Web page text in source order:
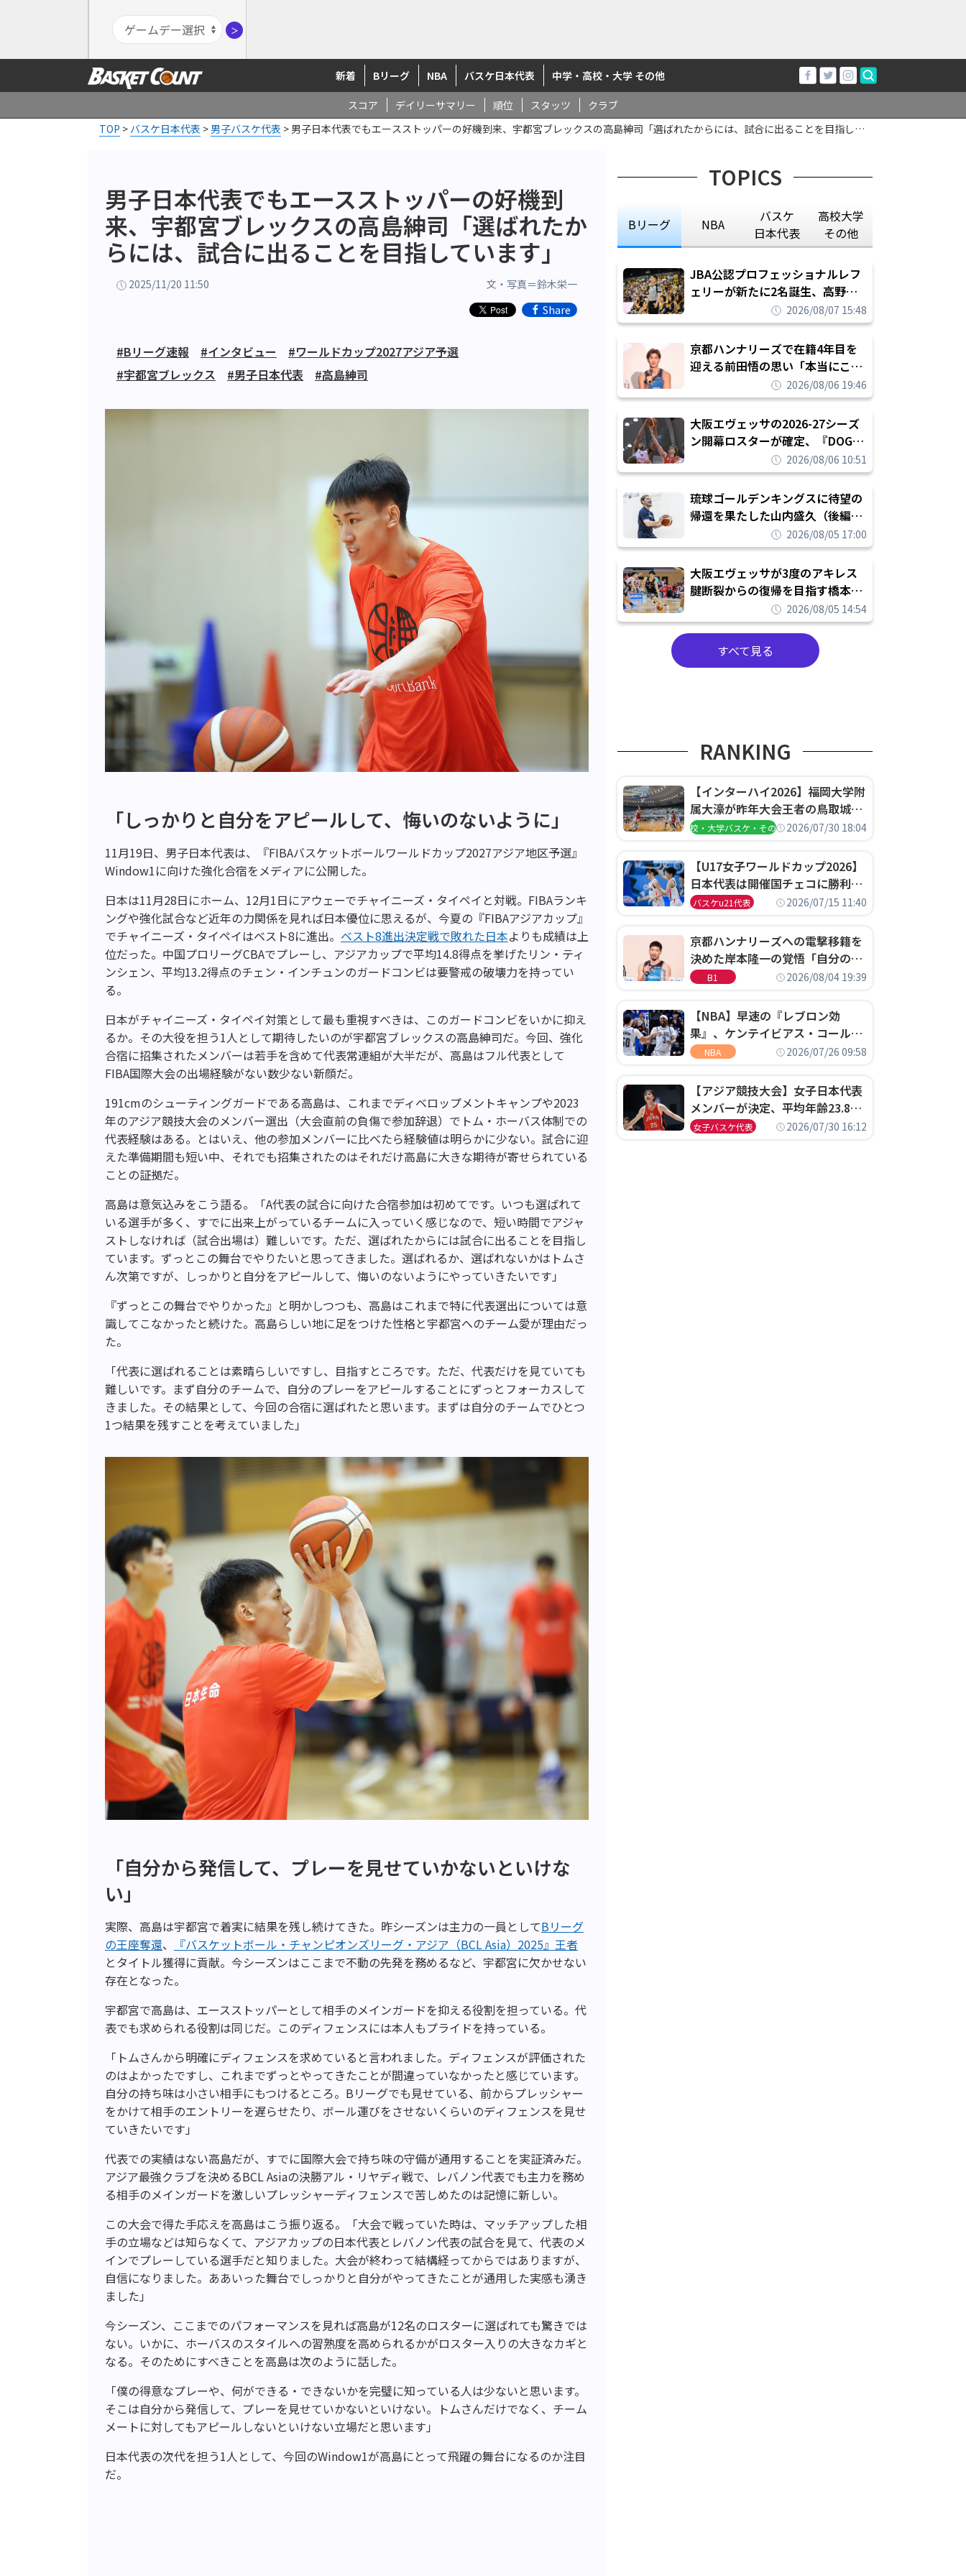
＞
新着 Bリーグ NBA バスケ日本代表 中学・高校・大学 その他
スコア デイリーサマリー 順位 スタッツ
クラブ
TOP > バスケ日本代表 >男子バスケ代表 >男子日本代表でもエースストッパーの好機到来、宇都宮ブレックスの高島紳司「選ばれたからには、試合に出ることを目指して
男子日本代表でもエースストッパーの好機到
来、宇都宮ブレックスの高島紳司「選ばれたか
らには、試合に出ることを目指しています」
2025/11/20 11:50 文・写真＝鈴木栄一
Share
#Bリーグ速報 #インタビュー
#ワールドカップ2027アジア予選
#宇都宮ブレックス
#男子日本代表 #高島紳司
「しっかりと自分をアピールして、悔いのないように」
11月19日、男子日本代表は、『FIBAバスケットボールワールドカップ2027アジア地区予選』
Window1に向けた強化合宿をメディアに公開した。
日本は11月28日にホーム、 12月1日にアウェーでチャイニーズ・タイペイと対戦。FIBAランキ
ングや強化試合など近年の力関係を見れば日本優位に思えるが、今夏の『FIBAアジアカップ』
でチャイニーズ・タイペイはベスト8に進出。 ベスト8進出決定戦で敗れた日本よりも成績は上
位だった。中国プロリーグCBAでプレーし、アジアカップで平均14.8得点を挙げたリン・ティ
ンシェン、平均13.2得点のチェン・インチュンのガードコンビは要警戒の破壊力を持ってい
る。
日本がチャイニーズ・タイペイ対策として最も重視すべきは、このガードコンビをいかに抑え
るか。その大役を担う1人として期待したいのが宇都宮ブレックスの高島紳司だ。今回、強化
合宿に招集されたメンバーは若手を含めて代表常連組が大半だが、高島はフル代表として
FIBA国際大会の出場経験がない数少ない新顔だ。
191cmのシューティングガードである高島は、これまでディベロップメントキャンプや2023
年のアジア競技大会のメンバー選出（大会直前の負傷で参加辞退）でトム・ホーバス体制での
代表経験はある。とはいえ、他の参加メンバーに比べたら経験値は明らかに少ない。試合に迎
えた準備期間も短い中、それでも招集されたのはそれだけ高島に大きな期待が寄せられている
ことの証拠だ。
高島は意気込みをこう語る。「A代表の試合に向けた合宿参加は初めてです。いつも選ばれて
いる選手が多く、すでに出来上がっているチームに入っていく感じなので、短い時間でアジャ
ストしなければ（試合出場は）難しいです。ただ、選ばれたからには試合に出ることを目指し
ています。ずっとこの舞台でやりたいと思ってきました。選ばれるか、選ばれないかはトムさ
ん次第ですが、しっかりと自分をアピールして、悔いのないようにやっていきたいです」
『ずっとこの舞台でやりかった』と明かしつつも、高島はこれまで特に代表選出については意
識してこなかったと続けた。高島らしい地に足をつけた性格と宇都宮へのチーム愛が理由だっ
た。
「代表に選ばれることは素晴らしいですし、目指すところです。ただ、代表だけを見ていても
難しいです。まず自分のチームで、自分のプレーをアピールすることにずっとフォーカスして
きました。その結果として、今回の合宿に選ばれたと思います。まずは自分のチームでひとつ
1つ結果を残すことを考えていました」
「自分から発信して、プレーを見せていかないといけな
い」
実際、高島は宇都宮で着実に結果を残し続けてきた。昨シーズンは主力の一員としてBリーグ
の王座奪還、
『バスケットボール・チャンピオンズリーグ・アジア（BCL Asia）2025』王者
とタイトル獲得に貢献。今シーズンはここまで不動の先発を務めるなど、宇都宮に欠かせない
存在となった。
宇都宮で高島は、エースストッパーとして相手のメインガードを抑える役割を担っている。代
表でも求められる役割は同じだ。このディフェンスには本人もプライドを持っている。
「トムさんから明確にディフェンスを求めていると言われました。ディフェンスが評価された
のはよかったですし、これまでずっとやってきたことが間違っていなかったと感じています。
自分の持ち味は小さい相手にもつけるところ。 Bリーグでも見せている、前からプレッシャー
をかけて相手のエントリーを遅らせたり、ボール運びをさせないくらいのディフェンスを見せ
ていきたいです」
代表での実績はない高島だが、すでに国際大会で持ち味の守備が通用することを実証済みだ。
アジア最強クラブを決めるBCL Asiaの決勝アル・リヤディ戦で、レバノン代表でも主力を務め
る相手のメインガードを激しいプレッシャーディフェンスで苦しめたのは記憶に新しい。
この大会で得た手応えを高島はこう振り返る。「大会で戦っていた時は、マッチアップした相
手の立場などは知らなくて、アジアカップの日本代表とレバノン代表の試合を見て、代表のメ
インでプレーしている選手だと知りました。大会が終わって結構経ってからではありますが、
自信になりました。ああいった舞台でしっかりと自分がやってきたことが通用した実感も湧き
ました」
今シーズン、ここまでのパフォーマンスを見れば高島が12名のロスターに選ばれても驚きでは
ない。いかに、ホーバスのスタイルへの習熟度を高められるかがロスター入りの大きなカギと
なる。そのためにすべきことを高島は次のように話した。
「僕の得意なプレーや、何ができる・できないかを完璧に知っている人は少ないと思います。
そこは自分から発信して、プレーを見せていかないといけない。トムさんだけでなく、チーム
メートに対してもアピールしないといけない立場だと思います」
日本代表の次代を担う1人として、今回のWindow1が高島にとって飛躍の舞台になるのか注目
だ。
TOPICS
Bリーグ NBA
バスケ
日本代表
高校大学
その他
JBA公認プロフェッショナルレフ
ェリーが新たに2名誕生、高野晃
平は16年間続けた会社員生活に別
れを告げてプロ転向を決断
2026/08/07 15:48
京都ハンナリーズで在籍4年目を
迎える前田悟の思い「本当にこの
チームで勝ちたい、負けたまま舐
められたまま終わりたくない」
2026/08/06 19:46
大阪エヴェッサの2026-27シーズ
ン開幕ロスターが確定、『DOG
FIGHT』のチームカルチャーを推
し進めて結果を求めるシーズンへ
2026/08/06 10:51
琉球ゴールデンキングスに待望の
帰還を果たした山内盛久（後編）
「1人のウチナーンチュとしてみ
んなが誇りに思えるチームにして
いく」
2026/08/05 17:00
大阪エヴェッサが3度のアキレス
腱断裂からの復帰を目指す橋本拓
哉と契約を締結「もう一度コート
に立ちたい」
2026/08/05 14:54
すべて見る
RANKING
【インターハイ2026】福岡大学附
属大濠が昨年大会王者の鳥取城北
を撃破、大阪薫英女学院は岐阜女
高校・大学バスケ・その他2026/07/30 18:04
【U17女子ワールドカップ2026】
日本代表は開催国チェコに勝利し
て予選グループ3連勝で首位通
決定
バスケu21代表 2026/07/15 11:40
京都ハンナリーズへの電撃移籍を
決めた岸本隆一の覚悟「自分のエ
ゴというちっぽけなことのため
B1 2026/08/04 19:39
【NBA】早速の『レブロン効
果』、ケンテイビアス・コールド
ウェル・ポープがセブンティシク
NBA 2026/07/26 09:58
【アジア競技大会】女子日本代表
メンバーが決定、平均年齢23.8歳
のフレッシュなメンバーが日本開
女子バスケ代表 2026/07/30 16:12